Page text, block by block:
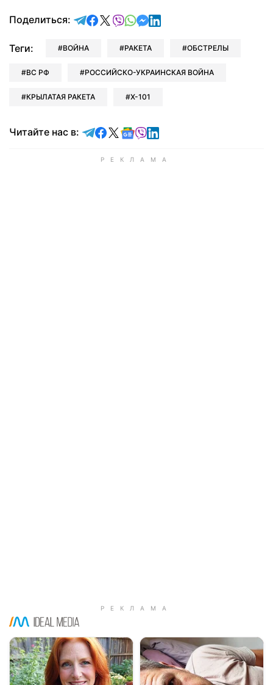
Поделиться: отправить в Telegram
поделиться в Facebook
поделиться в X
отправить в Viber
отправить в Whatsapp
отправить в Messenger
отправить в LinkedIn
Теги: ВОЙНА РАКЕТА ОБСТРЕЛЫ
ВС РФ РОССИЙСКО-УКРАИНСКАЯ ВОЙНА
КРЫЛАТАЯ РАКЕТА Х-101
Читайте нас в: Читайте в Telegram
Читайте в Facebook
Читайте в X
Читайте в Google news
Читайте в Viber
Читайте в LinkedIn